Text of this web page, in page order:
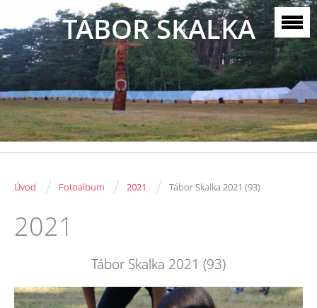
TÁBOR SKALKA
Úvod / Fotoalbum / 2021 / Tábor Skalka 2021 (93)
2021
Tábor Skalka 2021 (93)